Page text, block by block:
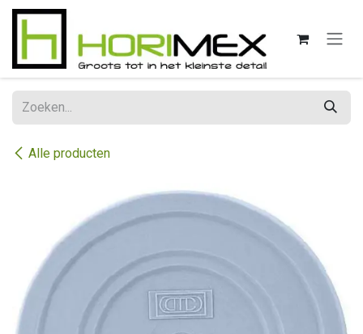
Overslaan naar inhoud
Alle producten